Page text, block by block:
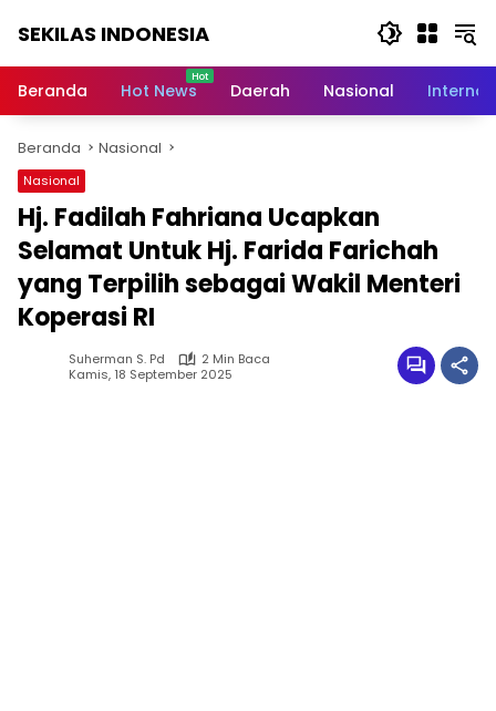
SEKILAS INDONESIA
Terkini,
Latest
World,
Headlines,
News
Today
Beranda Hot News Daerah Nasional
Beranda Nasional
Nasional
Hj. Fadilah Fahriana Ucapkan
Selamat Untuk Hj. Farida Farichah
yang Terpilih sebagai Wakil Menteri
Koperasi RI
Suherman S. Pd
2 Min Baca
Kamis, 18 September 2025